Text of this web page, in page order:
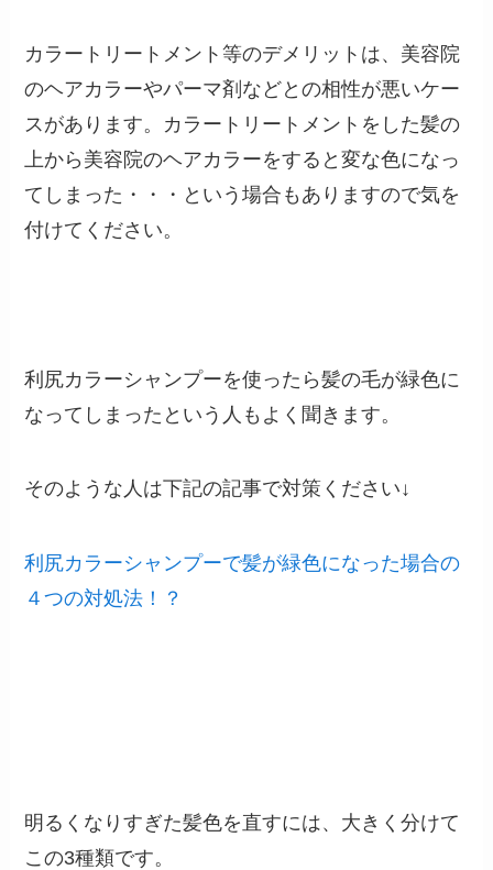
カラートリートメント等のデメリットは、美容院
のヘアカラーやパーマ剤などとの相性が悪いケー
スがあります。カラートリートメントをした髪の
上から美容院のヘアカラーをすると変な色になっ
てしまった・・・という場合もありますので気を
付けてください。
利尻カラーシャンプーを使ったら髪の毛が緑色に
なってしまったという人もよく聞きます。
そのような人は下記の記事で対策ください↓
利尻カラーシャンプーで髪が緑色になった場合の
４つの対処法！？
明るくなりすぎた髪色を直すには、大きく分けて
この3種類です。